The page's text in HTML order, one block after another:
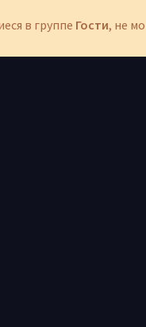
в группе Гости, не